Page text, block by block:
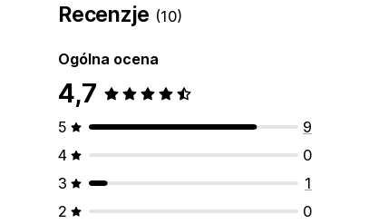
Recenzje (10)
Ogólna ocena
4,7
5
9
4
0
3
1
2
0